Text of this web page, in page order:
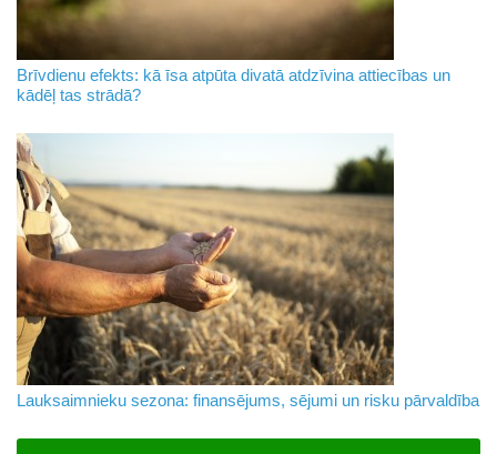
Brīvdienu efekts: kā īsa atpūta divatā atdzīvina attiecības un
kādēļ tas strādā?
Lauksaimnieku sezona: finansējums, sējumi un risku pārvaldība